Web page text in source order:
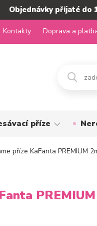
Objednávky přijaté do
Kontakty Doprava a
příze
příze KaFanta PREMIUM